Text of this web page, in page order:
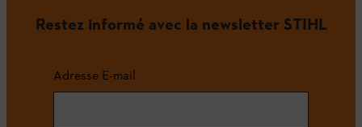
Restez informé avec la newsletter STIHL
Adresse E-mail